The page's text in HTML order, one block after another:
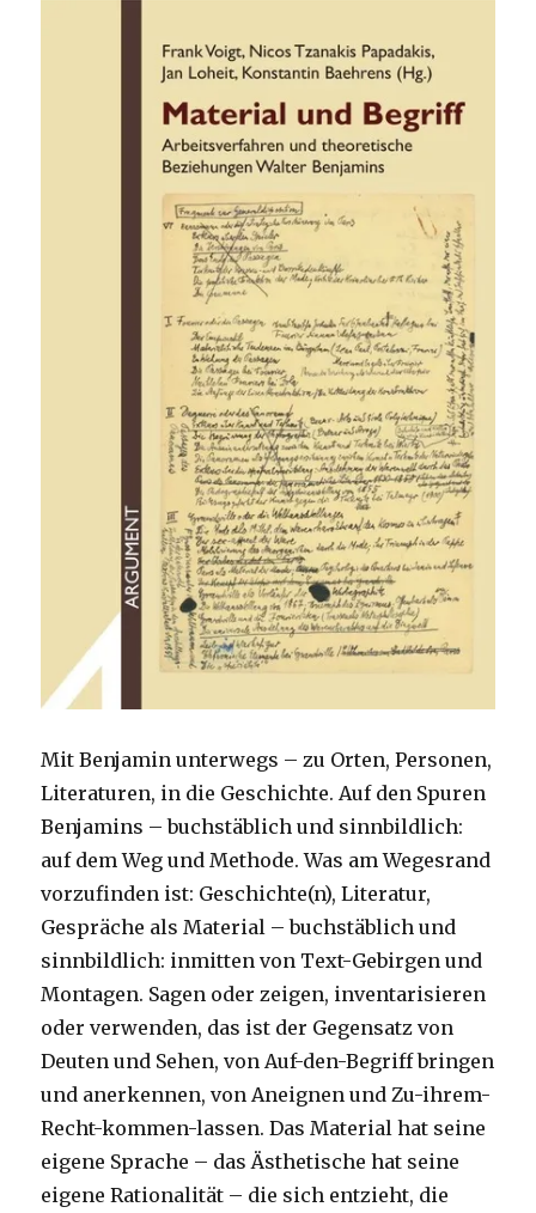
Mit Benjamin unterwegs – zu Orten, Personen,
Literaturen, in die Geschichte. Auf den Spuren
Benjamins – buchstäblich und sinnbildlich:
auf dem Weg und Methode. Was am Wegesrand
vorzufinden ist: Geschichte(n), Literatur,
Gespräche als Material – buchstäblich und
sinnbildlich: inmitten von Text-Gebirgen und
Montagen. Sagen oder zeigen, inventarisieren
oder verwenden, das ist der Gegensatz von
Deuten und Sehen, von Auf-den-Begriff bringen
und anerkennen, von Aneignen und Zu-ihrem-
Recht-kommen-lassen. Das Material hat seine
eigene Sprache – das Ästhetische hat seine
eigene Rationalität – die sich entzieht, die